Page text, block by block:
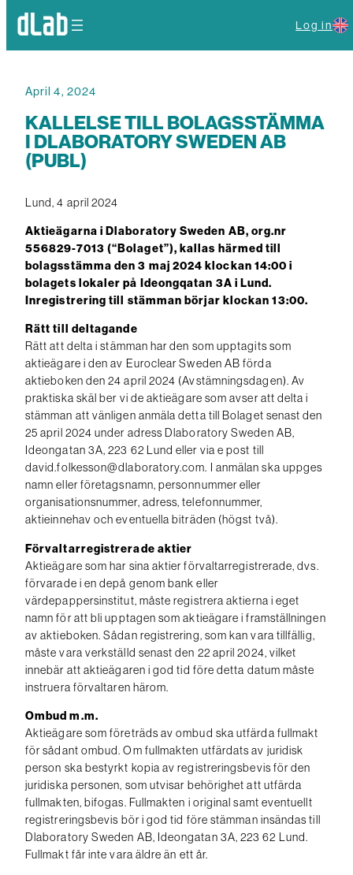
Log in
April 4, 2024
KALLELSE TILL BOLAGSSTÄMMA
I DLABORATORY SWEDEN AB
(PUBL)
Lund, 4 april 2024
Aktieägarna i Dlaboratory Sweden AB, org.nr
556829-7013 (“Bolaget”), kallas härmed till
bolagsstämma den 3 maj 2024 klockan 14:00 i
bolagets lokaler på Ideongqatan 3A i Lund.
Inregistrering till stämman börjar klockan 13:00.
Rätt till deltagande
Rätt att delta i stämman har den som upptagits som
aktieägare i den av Euroclear Sweden AB förda
aktieboken den 24 april 2024 (Avstämningsdagen). Av
praktiska skäl ber vi de aktieägare som avser att delta i
stämman att vänligen anmäla detta till Bolaget senast den
25 april 2024 under adress Dlaboratory Sweden AB,
Ideongatan 3A, 223 62 Lund eller via e post till
david.folkesson@dlaboratory.com. I anmälan ska uppges
namn eller företagsnamn, personnummer eller
organisationsnummer, adress, telefonnummer,
aktieinnehav och eventuella biträden (högst två).
Förvaltarregistrerade aktier
Aktieägare som har sina aktier förvaltarregistrerade, dvs.
förvarade i en depå genom bank eller
värdepappersinstitut, måste registrera aktierna i eget
namn för att bli upptagen som aktieägare i framställningen
av aktieboken. Sådan registrering, som kan vara tillfällig,
måste vara verkställd senast den 22 april 2024, vilket
innebär att aktieägaren i god tid före detta datum måste
instruera förvaltaren härom.
Ombud m.m.
Aktieägare som företräds av ombud ska utfärda fullmakt
för sådant ombud. Om fullmakten utfärdats av juridisk
person ska bestyrkt kopia av registreringsbevis för den
juridiska personen, som utvisar behörighet att utfärda
fullmakten, bifogas. Fullmakten i original samt eventuellt
registreringsbevis bör i god tid före stämman insändas till
Dlaboratory Sweden AB, Ideongatan 3A, 223 62 Lund.
Fullmakt får inte vara äldre än ett år.